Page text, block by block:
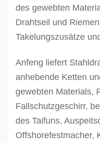
des gewebten
Drahtseil und
Takelungszusätze
Anfeng liefert
anhebende Ketten
gewebten Materials,
Fallschutzgeschirr,
des Taifuns,
Offshorefestmacher,